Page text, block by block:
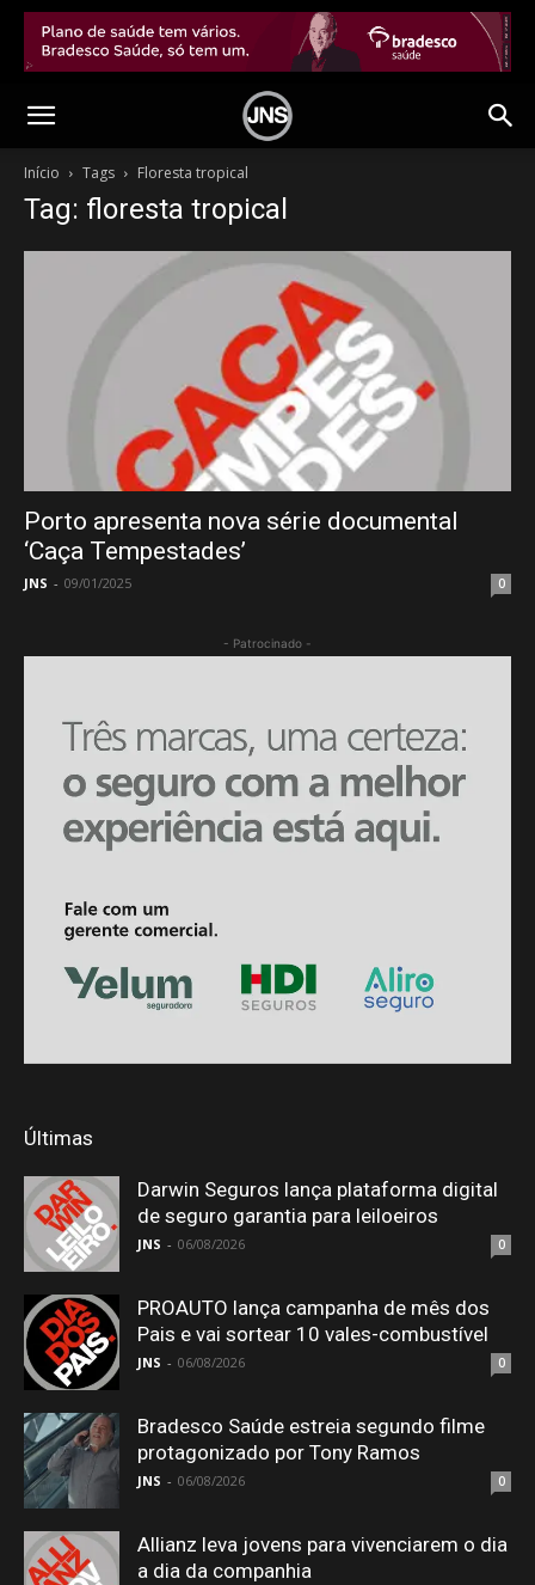
Início Tags Floresta tropical
Tag: floresta tropical
Porto apresenta nova série documental
‘Caça Tempestades’
JNS - 09/01/2025 0
- Patrocinado -
Últimas
Darwin Seguros lança plataforma digital
de seguro garantia para leiloeiros
JNS - 06/08/2026 0
PROAUTO lança campanha de mês dos
Pais e vai sortear 10 vales-combustível
JNS - 06/08/2026 0
Bradesco Saúde estreia segundo filme
protagonizado por Tony Ramos
JNS - 06/08/2026 0
Allianz leva jovens para vivenciarem o dia
a dia da companhia